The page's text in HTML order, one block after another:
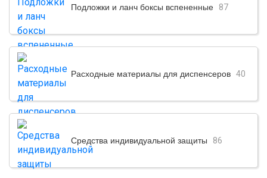
Подложки и ланч боксы вспененные 87
Расходные материалы для диспенсеров 40
Средства индивидуальной защиты 86